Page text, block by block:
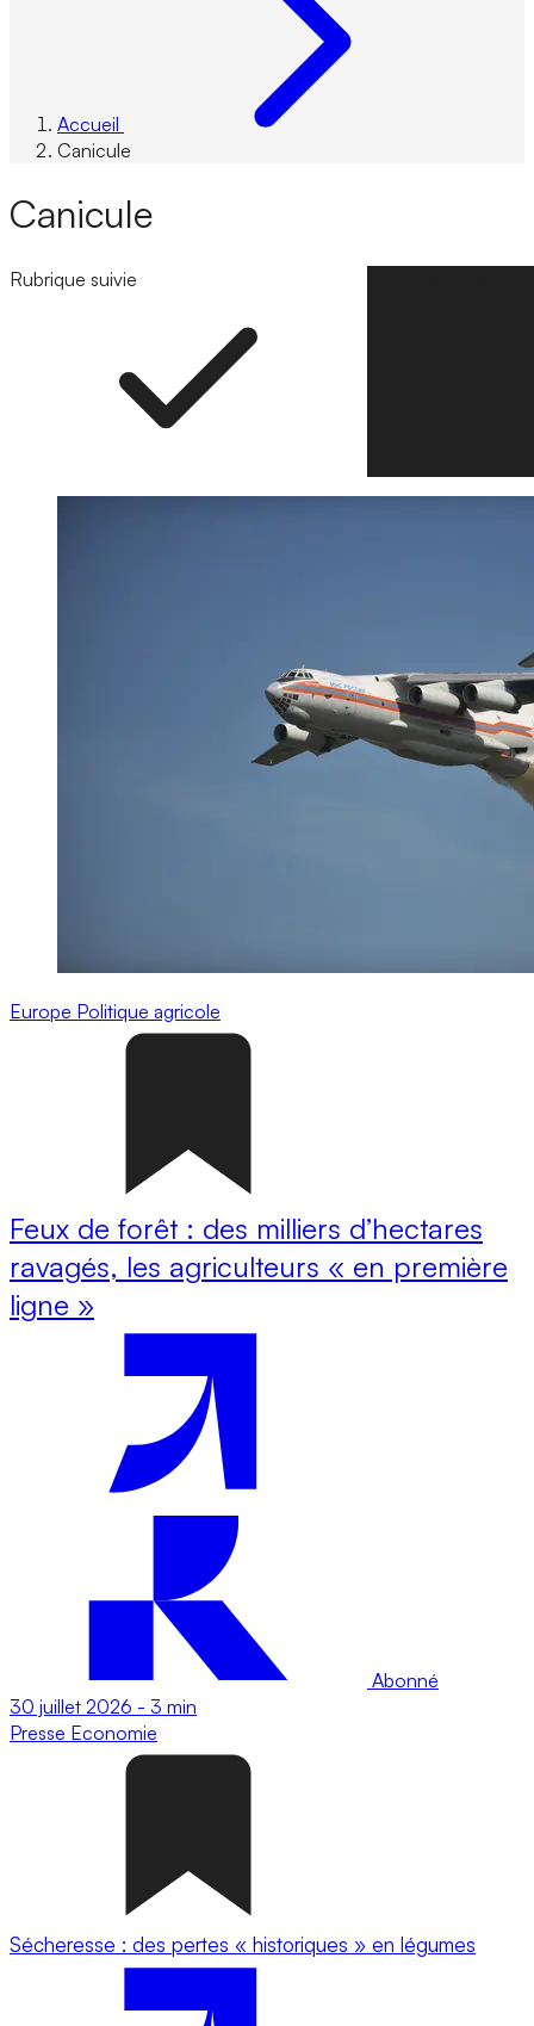
Accueil
Canicule
Canicule
Rubrique suivie
Europe Politique agricole
Feux de forêt : des milliers d’hectares
ravagés, les agriculteurs « en première
ligne »
Abonné
30 juillet 2026 - 3 min
Presse Economie
Sécheresse : des pertes « historiques » en légumes